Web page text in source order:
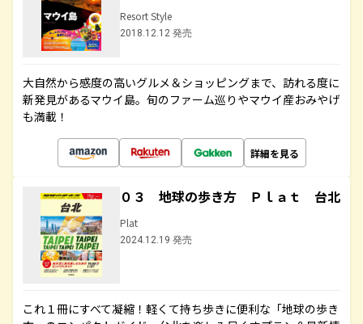
Resort Style
2018.12.12 発売
大自然から感度の高いグルメ＆ショッピングまで、訪れる度に
新発見があるマウイ島。旬のファーム巡りやマウイ産おみやげ
も満載！
詳細を見る
０３ 地球の歩き方 Ｐｌａｔ 台北
Plat
2024.12.19 発売
これ１冊にすべて凝縮！軽くて持ち歩きに便利な「地球の歩き